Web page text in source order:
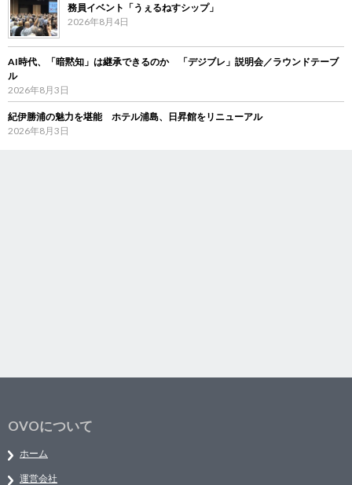
務員イベント「うぇるねすシップ」
2026年8月4日
AI時代、「暗黙知」は継承できるのか 「デジブレ」説明会／ラウンドテーブ
ル
2026年8月3日
紀伊勝浦の魅力を堪能 ホテル浦島、日昇館をリニューアル
2026年8月3日
OVOについて
ホーム
運営会社